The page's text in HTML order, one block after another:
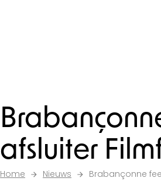
afsluiter
Home Nieuws Brabançonne